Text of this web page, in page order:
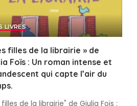
LIVRES
filles de la librairie » de
Foïs : Un roman intense et
qui capte l’air du
filles de la librairie" de Giulia Foïs :